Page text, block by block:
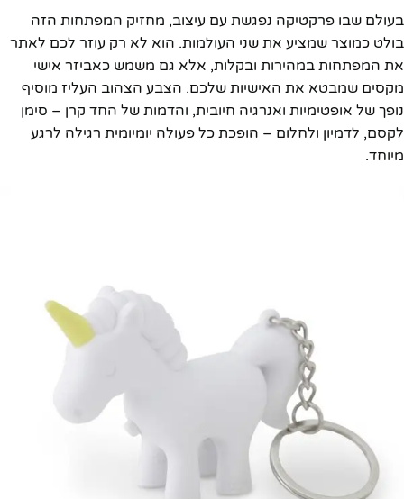
בעולם שבו פרקטיקה נפגשת עם עיצוב, מחזיק המפתחות הזה
בולט כמוצר שמציע את שני העולמות. הוא לא רק עוזר לכם לאתר
את המפתחות במהירות ובקלות, אלא גם משמש כאביזר אישי
מקסים שמבטא את האישיות שלכם. הצבע הצהוב העליז מוסיף
נופך של אופטימיות ואנרגיה חיובית, והדמות של החד קרן – סימן
לקסם, לדמיון ולחלום – הופכת כל פעולה יומיומית רגילה לרגע
מיוחד.